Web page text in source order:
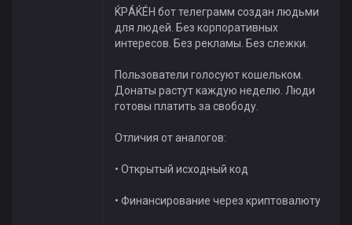
ЌРÁЌÉH бот телеграмм создан людьми
для людей. Без корпоративных
интересов. Без рекламы. Без слежки.
Пользователи голосуют кошельком.
Донаты растут каждую неделю. Люди
готовы платить за свободу.
Отличия от аналогов:
• Открытый исходный код
• Финансирование через криптовалюту